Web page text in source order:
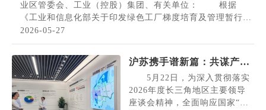
业区管委会、工业（控股）集团、有关单位： 根据
《工业和信息化部关于印发绿色工厂梯度培育及管理暂行办
法》（以下简称《办法》）要求，打造绿色制造先进典型，
现开展2026年度绿色制造名单推荐工作。有关事项通知如
下： 一、总体要求 本市绿色制造梯度培...
2026-05-27
沪苏携手谱新篇：共谋产业
协同、共筑创新高地
5月22日，为深入贯彻落实
2026年度长三角地区主要领导
座谈会精神，全面响应国家“十